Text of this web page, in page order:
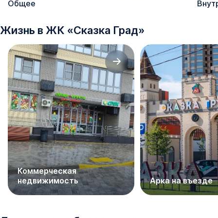
микроклимат в помещении.
Общее
Жизнь в ЖК «Сказка Град»
Коммерческая
недвижимость
Арка на въезде